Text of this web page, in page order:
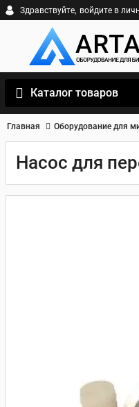
Здравствуйте, войдите в
Каталог товаров
Главная Оборудование для
Насос для